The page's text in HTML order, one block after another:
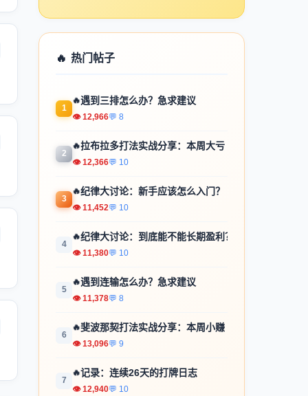
🔥 热门帖子
1
🔥遇到三排怎么办？急求建议
👁 12,966💬 8
2
🔥拉布拉多打法实战分享：本周大亏
👁 12,366💬 10
3
🔥纪律大讨论：新手应该怎么入门？
👁 11,452💬 10
4
🔥纪律大讨论：到底能不能长期盈利？
👁 11,380💬 10
5
🔥遇到连输怎么办？急求建议
👁 11,378💬 8
6
🔥斐波那契打法实战分享：本周小赚
👁 13,096💬 9
7
🔥记录：连续26天的打牌日志
👁 12,940💬 10